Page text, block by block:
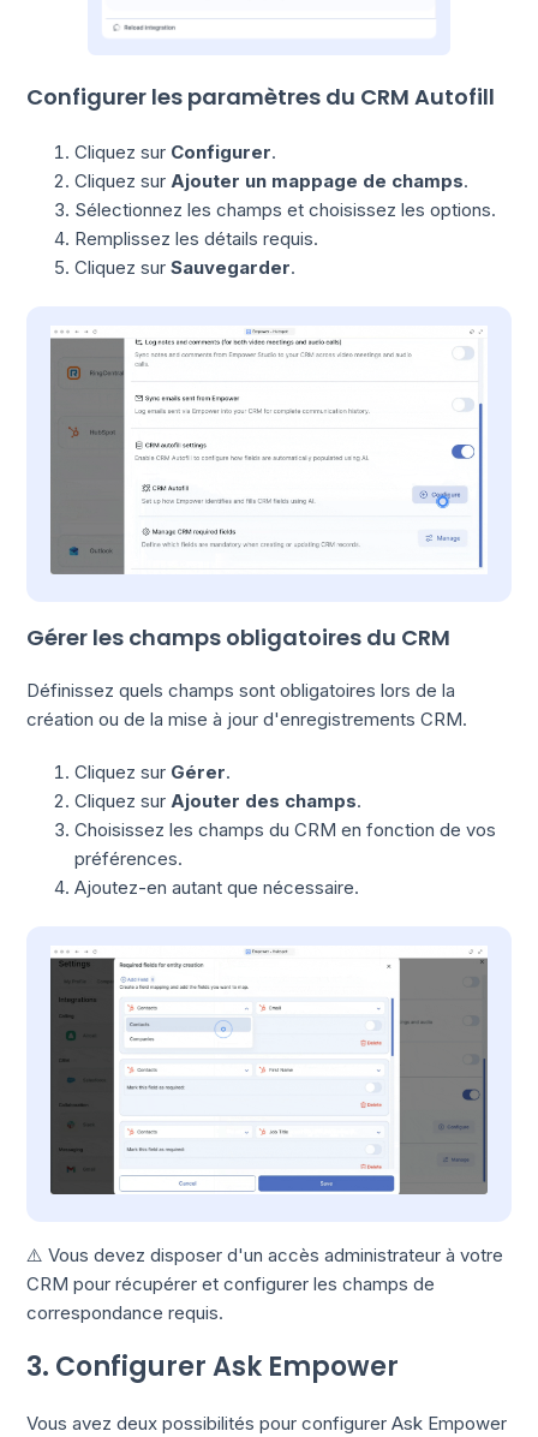
Configurer les paramètres du CRM Autofill
Cliquez sur Configurer.
Cliquez surAjouter un mappage de champs.
Sélectionnez les champs et choisissez les options.
Remplissez les détails requis.
Cliquez surSauvegarder.
Gérer les champs obligatoires du CRM
Définissez quels champs sont obligatoires lors de la
création ou de la mise à jour d'enregistrements CRM.
Cliquez sur Gérer.
Cliquez surAjouter des champs.
Choisissez les champs du CRM en fonction de vos
préférences.
Ajoutez-en autant que nécessaire.
⚠️ Vous devez disposer d'un accès administrateur à votre
CRM pour récupérer et configurer les champs de
correspondance requis.
3. Configurer Ask Empower
Vous avez deux possibilités pour configurer Ask Empower